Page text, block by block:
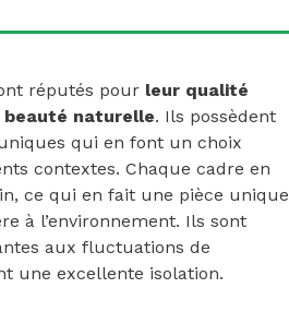
réputés pour leur qualité
naturelle. Ils possèdent
qui en font un choix
contextes. Chaque cadre en
ce qui en fait une pièce unique
à l’environnement. Ils sont
aux fluctuations de
une excellente isolation.